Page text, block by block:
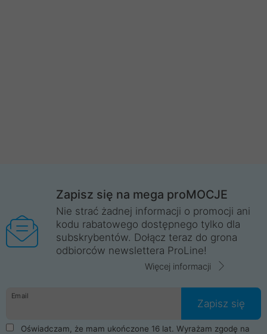
Zapisz się na mega proMOCJE
Nie strać żadnej informacji o promocji ani
kodu rabatowego dostępnego tylko dla
subskrybentów. Dołącz teraz do grona
odbiorców newslettera ProLine!
Więcej informacji
Email
Zapisz się
Oświadczam, że mam ukończone 16 lat. Wyrażam zgodę na